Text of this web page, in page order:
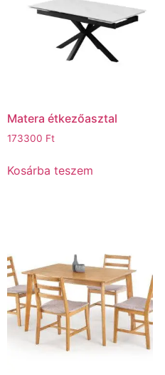
Matera étkezőasztal
173300 Ft
Kosárba teszem